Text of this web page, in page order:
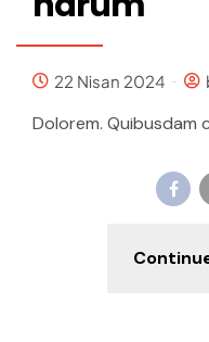
22 Nisan 2024
Dolorem. Quibusdam